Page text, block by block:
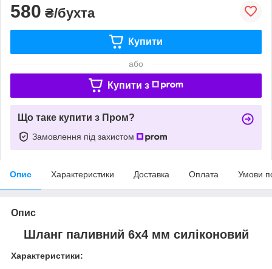
580 ₴/бухта
Купити
або
Купити з
Що таке купити з Пром?
Замовлення під захистом
Опис Характеристики Доставка Оплата Умови
Опис
Шланг паливний 6х4 мм силіконовий
Характеристики: